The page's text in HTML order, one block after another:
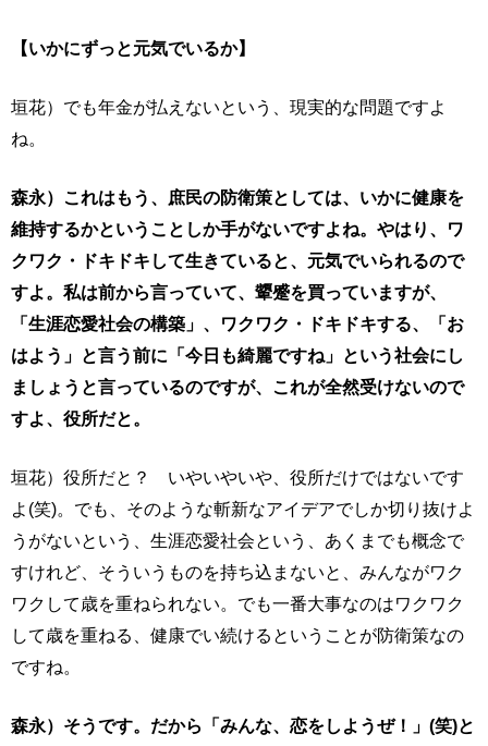
【いかにずっと元気でいるか】
垣花）でも年金が払えないという、現実的な問題ですよ
ね。
森永）これはもう、庶民の防衛策としては、いかに健康を
維持するかということしか手がないですよね。やはり、ワ
クワク・ドキドキして生きていると、元気でいられるので
すよ。私は前から言っていて、顰蹙を買っていますが、
「生涯恋愛社会の構築」、ワクワク・ドキドキする、「お
はよう」と言う前に「今日も綺麗ですね」という社会にし
ましょうと言っているのですが、これが全然受けないので
すよ、役所だと。
垣花）役所だと？ いやいやいや、役所だけではないです
よ(笑)。でも、そのような斬新なアイデアでしか切り抜けよ
うがないという、生涯恋愛社会という、あくまでも概念で
すけれど、そういうものを持ち込まないと、みんながワク
ワクして歳を重ねられない。でも一番大事なのはワクワク
して歳を重ねる、健康でい続けるということが防衛策なの
ですね。
森永）そうです。だから「みんな、恋をしようぜ！」(笑)と